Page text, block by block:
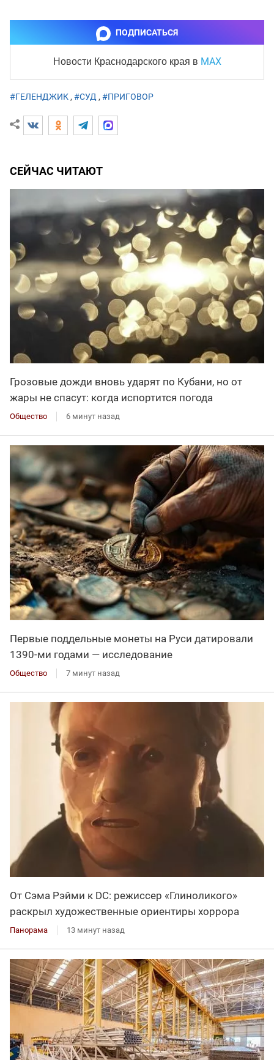
ПОДПИСАТЬСЯ
Новости Краснодарского края в MAX
#ГЕЛЕНДЖИК, #СУД, #ПРИГОВОР
СЕЙЧАС ЧИТАЮТ
Грозовые дожди вновь ударят по Кубани, но от
жары не спасут: когда испортится погода
Общество 6 минут назад
Первые поддельные монеты на Руси датировали
1390-ми годами — исследование
Общество 7 минут назад
От Сэма Рэйми к DC: режиссер «Глиноликого»
раскрыл художественные ориентиры хоррора
Панорама 13 минут назад